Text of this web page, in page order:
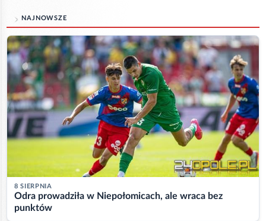
NAJNOWSZE
8 SIERPNIA
Odra prowadziła w Niepołomicach, ale wraca bez
punktów